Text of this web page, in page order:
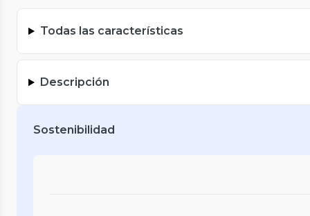
Todas las características
Descripción
Sostenibilidad